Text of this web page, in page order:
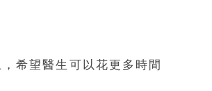
希望醫生可以花更多時間